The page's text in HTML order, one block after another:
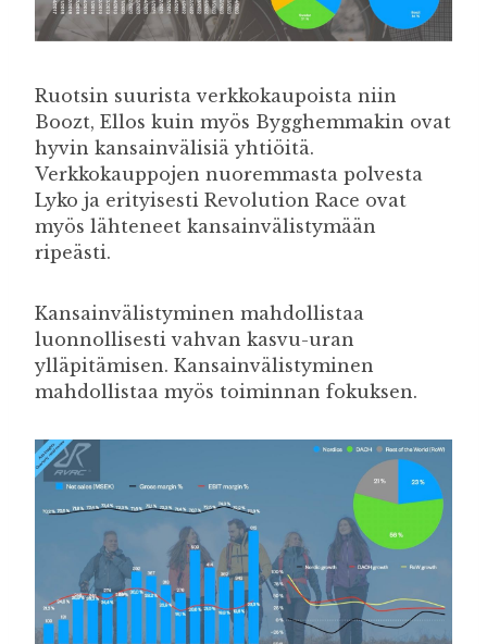
Ruotsin suurista verkkokaupoista niin
Boozt, Ellos kuin myös Bygghemmakin ovat
hyvin kansainvälisiä yhtiöitä.
Verkkokauppojen nuoremmasta polvesta
Lyko ja erityisesti Revolution Race ovat
myös lähteneet kansainvälistymään
ripeästi.
Kansainvälistyminen mahdollistaa
luonnollisesti vahvan kasvu-uran
ylläpitämisen. Kansainvälistyminen
mahdollistaa myös toiminnan fokuksen.